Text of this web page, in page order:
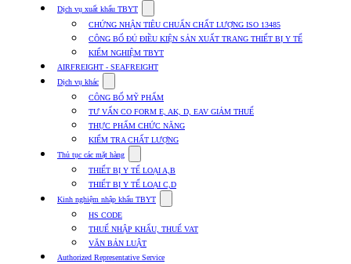
Dịch vụ xuất khẩu TBYT
submenu
for
Dịch
vụ
xuất
TBYT
CHỨNG NHẬN TIÊU CHUẨN CHẤT LƯỢNG ISO 13485
CÔNG BỐ ĐỦ ĐIỀU KIỆN SẢN XUẤT TRANG THIẾT BỊ Y TẾ
KIỂM NGHIỆM TBYT
AIRFREIGHT - SEAFREIGHT
Dịch vụ khác
submenu
for
Dịch
vụ
khác
CÔNG BỐ MỸ PHẨM
TƯ VẤN CO FORM E, AK, D, EAV GIẢM THUẾ
THỰC PHẨM CHỨC NĂNG
KIỂM TRA CHẤT LƯỢNG
Thủ tục các mặt hàng
submenu
for
Thủ
tục
mặt
hàng
THIẾT BỊ Y TẾ LOẠI A,B
THIẾT BỊ Y TẾ LOẠI C,D
Kinh nghiệm nhập khẩu TBYT
submenu
Kinh
HS CODE
THUẾ NHẬP KHẨU, THUẾ VAT
VĂN BẢN LUẬT
Authorized Representative Service